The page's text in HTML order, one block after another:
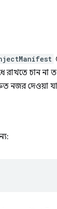
রাখতে চান
নজর দেওয়া